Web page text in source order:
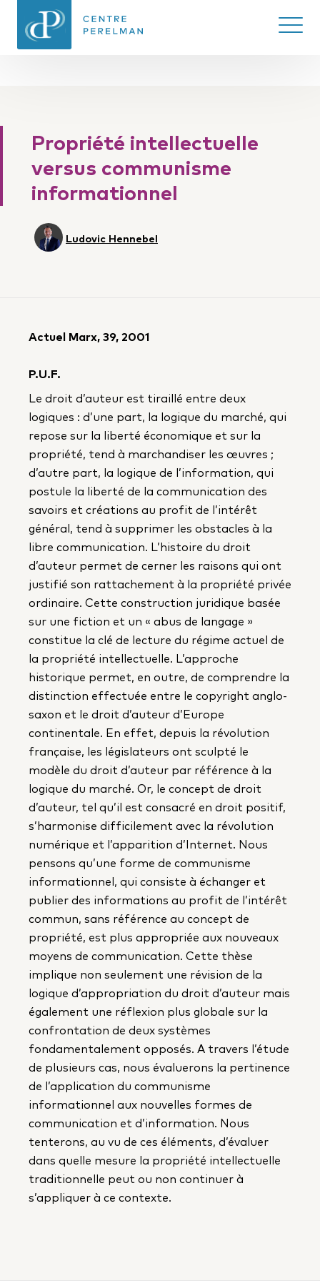
DU DROIT
Ouvrir/
Propriété intellectuelle
versus communisme
informationnel
Ludovic Hennebel
Actuel Marx, 39, 2001
P.U.F.
Le droit d’auteur est tiraillé entre deux
logiques : d’une part, la logique du marché, qui
repose sur la liberté économique et sur la
propriété, tend à marchandiser les œuvres ;
d’autre part, la logique de l’information, qui
postule la liberté de la communication des
savoirs et créations au profit de l’intérêt
général, tend à supprimer les obstacles à la
libre communication. L’histoire du droit
d’auteur permet de cerner les raisons qui ont
justifié son rattachement à la propriété privée
ordinaire. Cette construction juridique basée
sur une fiction et un « abus de langage »
constitue la clé de lecture du régime actuel de
la propriété intellectuelle. L’approche
historique permet, en outre, de comprendre la
distinction effectuée entre le copyright anglo-
saxon et le droit d’auteur d’Europe
continentale. En effet, depuis la révolution
française, les législateurs ont sculpté le
modèle du droit d’auteur par référence à la
logique du marché. Or, le concept de droit
d’auteur, tel qu’il est consacré en droit positif,
s’harmonise difficilement avec la révolution
numérique et l’apparition d’Internet. Nous
pensons qu’une forme de communisme
informationnel, qui consiste à échanger et
publier des informations au profit de l’intérêt
commun, sans référence au concept de
propriété, est plus appropriée aux nouveaux
moyens de communication. Cette thèse
implique non seulement une révision de la
logique d’appropriation du droit d’auteur mais
également une réflexion plus globale sur la
confrontation de deux systèmes
fondamentalement opposés. A travers l’étude
de plusieurs cas, nous évaluerons la pertinence
de l’application du communisme
informationnel aux nouvelles formes de
communication et d’information. Nous
tenterons, au vu de ces éléments, d’évaluer
dans quelle mesure la propriété intellectuelle
traditionnelle peut ou non continuer à
s’appliquer à ce contexte.